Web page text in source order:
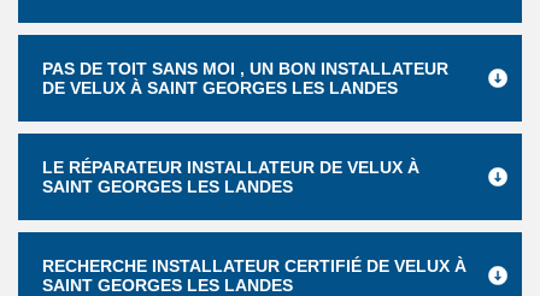
PAS DE TOIT SANS MOI , UN BON INSTALLATEUR
DE VELUX À SAINT GEORGES LES LANDES
LE RÉPARATEUR INSTALLATEUR DE VELUX À
SAINT GEORGES LES LANDES
RECHERCHE INSTALLATEUR CERTIFIÉ DE VELUX À
SAINT GEORGES LES LANDES